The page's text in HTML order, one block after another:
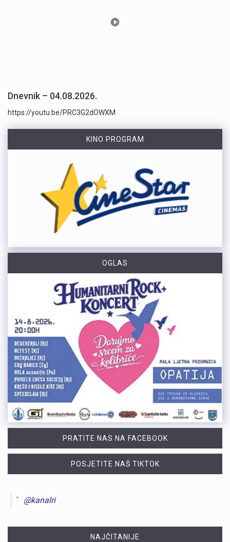
Dnevnik – 04.08.2026.
https://youtu.be/PRC3G2dOWXM
KINO PROGRAM
OGLAS
PRATITE NAS NA FACEBOOK
POSJETITE NAŠ TIKTOK
@kanalri
NAJČITANIJE